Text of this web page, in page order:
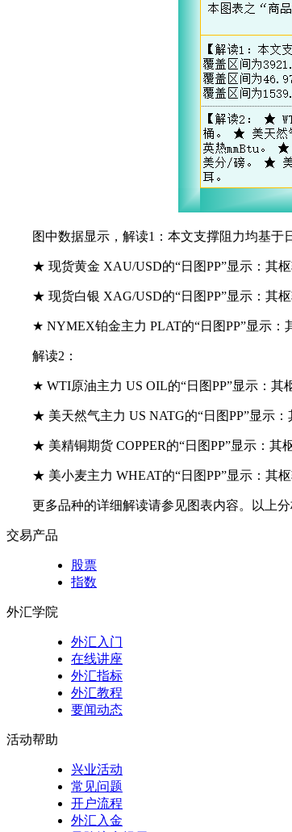
图中数据显示，解读1：本文支撑阻力均基于
★ 现货黄金 XAU/USD的“日图PP”显示：其
★ 现货白银 XAG/USD的“日图PP”显示：其
★ NYMEX铂金主力 PLAT的“日图PP”显示：
解读2：
★ WTI原油主力 US OIL的“日图PP”显示：其
★ 美天然气主力 US NATG的“日图PP”显示：
★ 美精铜期货 COPPER的“日图PP”显示：其
★ 美小麦主力 WHEAT的“日图PP”显示：其
更多品种的详细解读请参见图表内容。以上
交易产品
股票
指数
外汇学院
外汇入门
在线讲座
外汇指标
外汇教程
要闻动态
活动帮助
兴业活动
常见问题
开户流程
外汇入金